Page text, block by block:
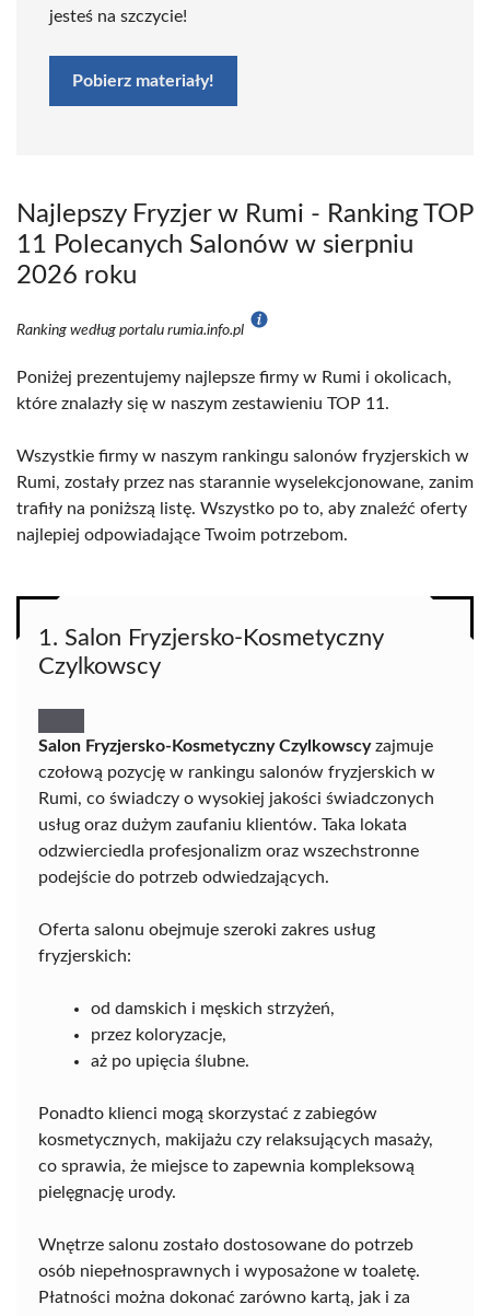
jesteś na szczycie!
Pobierz materiały!
Najlepszy Fryzjer w Rumi - Ranking TOP
11 Polecanych Salonów w sierpniu
2026 roku
Ranking według portalu rumia.info.pl
Poniżej prezentujemy najlepsze firmy w Rumi i okolicach,
które znalazły się w naszym zestawieniu TOP 11.
Wszystkie firmy w naszym rankingu salonów fryzjerskich w
Rumi, zostały przez nas starannie wyselekcjonowane, zanim
trafiły na poniższą listę. Wszystko po to, aby znaleźć oferty
najlepiej odpowiadające Twoim potrzebom.
1. Salon Fryzjersko-Kosmetyczny
Czylkowscy
Salon Fryzjersko-Kosmetyczny Czylkowscyzajmuje
czołową pozycję w rankingu salonów fryzjerskich w
Rumi, co świadczy o wysokiej jakości świadczonych
usług oraz dużym zaufaniu klientów. Taka lokata
odzwierciedla profesjonalizm oraz wszechstronne
podejście do potrzeb odwiedzających.
Oferta salonu obejmuje szeroki zakres usług
fryzjerskich:
od damskich i męskich strzyżeń,
przez koloryzacje,
aż po upięcia ślubne.
Ponadto klienci mogą skorzystać z zabiegów
kosmetycznych, makijażu czy relaksujących masaży,
co sprawia, że miejsce to zapewnia kompleksową
pielęgnację urody.
Wnętrze salonu zostało dostosowane do potrzeb
osób niepełnosprawnych i wyposażone w toaletę.
Płatności można dokonać zarówno kartą, jak i za